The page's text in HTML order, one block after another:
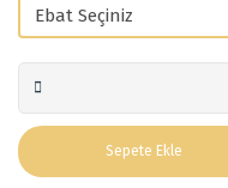
Sepete Ekle